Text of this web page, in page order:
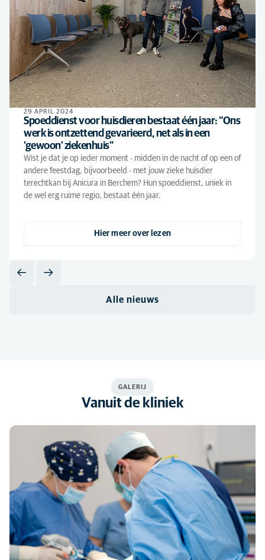
29 APRIL 2024
Spoeddienst voor huisdieren bestaat één jaar: “Ons
werk is ontzettend gevarieerd, net als in een
‘gewoon’ ziekenhuis”
Wist je dat je op ieder moment - midden in de nacht of op een of
andere feestdag, bijvoorbeeld - met jouw zieke huisdier
terechtkan bij Anicura in Berchem? Hun spoeddienst, uniek in
de wel erg ruime regio, bestaat één jaar.
Hier meer over lezen
Alle nieuws
GALERIJ
Vanuit de kliniek